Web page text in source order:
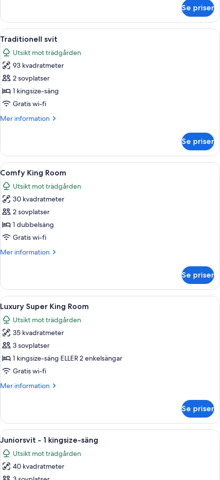
(Master)
Se priser
Öppna
alla
foton
för
Traditionell
svit
Ett välordnat sovrum med en stor
5
Traditionell svit
Utsikt mot trädgården
93 kvadratmeter
2 sovplatser
1 kingsize-säng
Gratis wi-fi
Mer information
Mer
svit
Se priser
Öppna
alla
foton
för
Comfy
King
Room
Ett hotellrum med en säng, ett
10
Comfy King Room
Utsikt mot trädgården
30 kvadratmeter
2 sovplatser
1 dubbelsäng
Gratis wi-fi
Mer information
Mer
King
Room
Se priser
Öppna
alla
foton
för
Luxury
Super
King
Ett hotellrum med en stor säng, två
6
Luxury Super King Room
Utsikt mot trädgården
35 kvadratmeter
3 sovplatser
1 kingsize-säng ELLER 2 enkelsängar
Gratis wi-fi
Mer information
Mer
Super
King
Room
Se priser
Öppna
alla
foton
för
En snyggt bäddad säng med en grå
10
Juniorsvit - 1 kingsize-säng
Utsikt mot trädgården
40 kvadratmeter